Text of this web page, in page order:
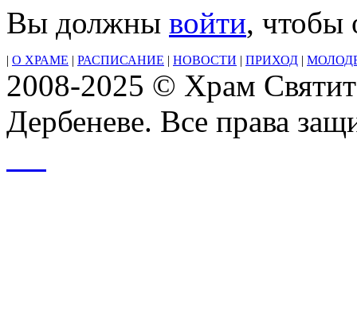
Вы должны войти, чтобы
| О ХРАМЕ | РАСПИСАНИЕ | НОВОСТИ | ПРИХОД |
2008-2025 © Храм
Дербеневе. Все права